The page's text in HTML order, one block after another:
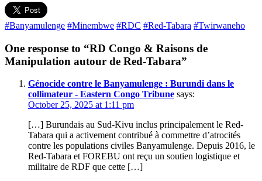
#Banyamulenge #Minembwe #RDC #Red-Tabara #Twirwaneho
One response to “RD Congo & Raisons de
Manipulation autour de Red-Tabara”
Génocide contre le Banyamulenge : Burundi dans le
collimateur - Eastern Congo Tribune says:
October 25, 2025 at 1:11 pm
[…] Burundais au Sud-Kivu inclus principalement le Red-
Tabara qui a activement contribué à commettre d’atrocités
contre les populations civiles Banyamulenge. Depuis 2016, le
Red-Tabara et FOREBU ont reçu un soutien logistique et
militaire de RDF que cette […]